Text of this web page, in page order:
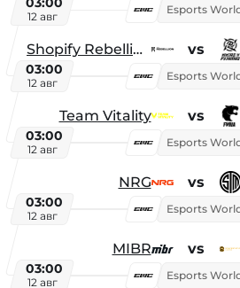
12 авг
Shopify Rebellion vs
03:00
12 авг
Team Vitality vs
03:00
12 авг
NRG vs
03:00
12 авг
MIBR vs
03:00
12 авг